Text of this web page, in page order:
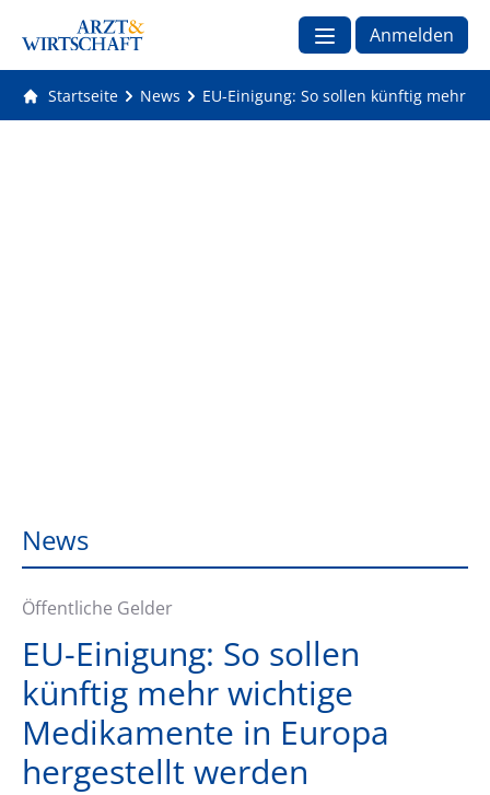
Anmelden
Startseite News EU-Einigung: So sollen künftig mehr
News
Öffentliche Gelder
EU-Einigung: So sollen
künftig mehr wichtige
Medikamente in Europa
hergestellt werden